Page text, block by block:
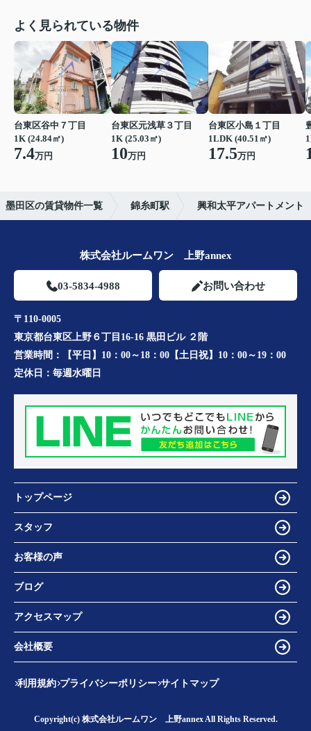
よく見られている物件
台東区谷中７丁目
1K (24.84㎡)
7.4万円
台東区元浅草３丁目
1K (25.03㎡)
10万円
台東区小島１丁目
1LDK (40.51㎡)
17.5万円
墨田区の賃貸物件一覧 錦糸町駅 興和太平アパートメント
株式会社ルームワン 上野annex
03-5834-4988 お問い合わせ
〒110-0005
東京都台東区上野６丁目16-16 黒田ビル ２階
営業時間：
【平日】10：00～18：00【土日祝】10：00～19：00
定休日： 毎週水曜日
トップページ
スタッフ
お客様の声
ブログ
アクセスマップ
会社概要
利用規約 プライバシーポリシー サイトマップ
Copyright(c) 株式会社ルームワン 上野annex All Rights Reserved.